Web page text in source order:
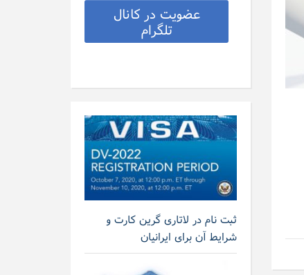
عضویت در کانال
تلگرام
ثبت نام در لاتاری گرین کارت و
شرایط آن برای ایرانیان